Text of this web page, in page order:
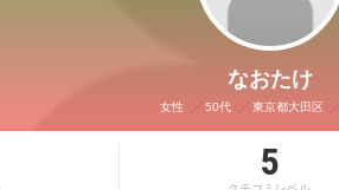
なおたけ
女性 50代 東京都大田区
5